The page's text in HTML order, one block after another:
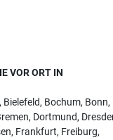
VOR ORT IN
, Bielefeld, Bochum, Bonn,
, Dortmund,
, Frankfurt, Freiburg,